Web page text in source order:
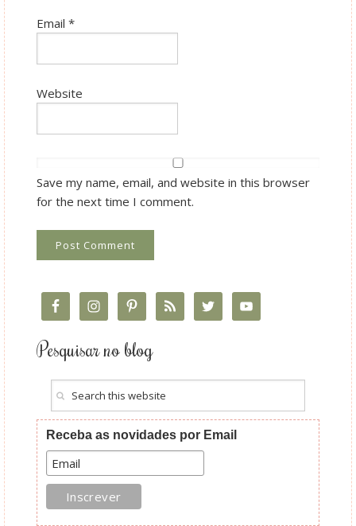
Email *
Website
Save my name, email, and website in this browser
for the next time I comment.
Pesquisar no blog
Receba as novidades por Email